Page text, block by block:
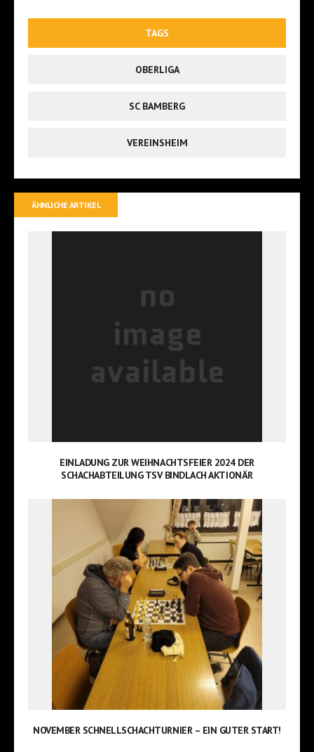
TAGS
OBERLIGA
SC BAMBERG
VEREINSHEIM
ÄHNLICHE ARTIKEL
EINLADUNG ZUR WEIHNACHTSFEIER 2024 DER
SCHACHABTEILUNG TSV BINDLACH AKTIONÄR
NOVEMBER SCHNELLSCHACHTURNIER – EIN GUTER START!